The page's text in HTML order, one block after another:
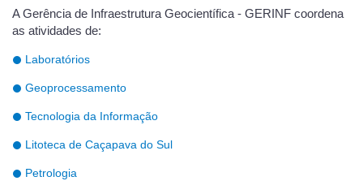
A Gerência de Infraestrutura Geocientífica - GERINF coordena
as atividades de:
Laboratórios
Geoprocessamento
Tecnologia da Informação
Litoteca de Caçapava do Sul
Petrologia